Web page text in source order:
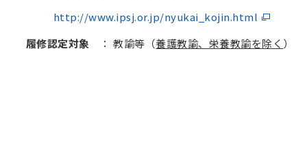
http://www.ipsj.or.jp/nyukai_kojin.html
履修認定対象 ：教諭等（養護教諭、栄養教諭を除く ）